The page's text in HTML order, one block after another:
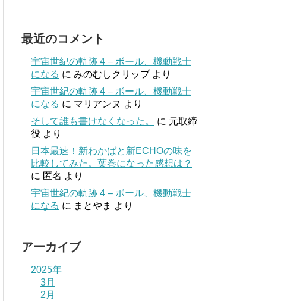
最近のコメント
宇宙世紀の軌跡 4 – ボール、機動戦士
になる に みのむしクリップより
宇宙世紀の軌跡 4 – ボール、機動戦士
になる に マリアンヌ より
そして誰も書けなくなった。
に 元取締
役 より
日本最速！新わかばと新ECHOの味を
比較してみた。葉巻になった感想は？
に 匿名 より
宇宙世紀の軌跡 4 – ボール、機動戦士
になる に まとやま より
アーカイブ
2025年
3月
2月